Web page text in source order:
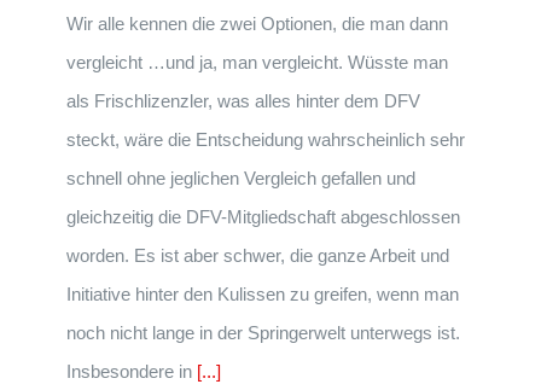
Wir alle kennen die zwei Optionen, die man dann
vergleicht …und ja, man vergleicht. Wüsste man
als Frischlizenzler, was alles hinter dem DFV
steckt, wäre die Entscheidung wahrscheinlich sehr
schnell ohne jeglichen Vergleich gefallen und
gleichzeitig die DFV-Mitgliedschaft abgeschlossen
worden. Es ist aber schwer, die ganze Arbeit und
Initiative hinter den Kulissen zu greifen, wenn man
noch nicht lange in der Springerwelt unterwegs ist.
Insbesondere in [...]